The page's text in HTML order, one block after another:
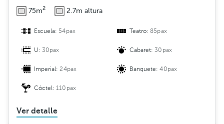
75m2 2.7m altura
Escuela: 54pax Teatro:85pax
U:30pax Cabaret:30pax
Imperial:24pax Banquete:40pax
Cóctel:110pax
Ver detalle